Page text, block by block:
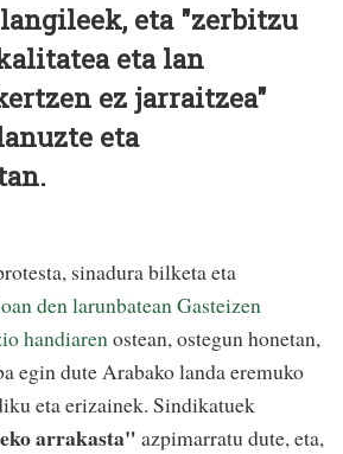
eta "zerbitzu
eta lan
ez jarraitzea"
eta
sinadura bilketa eta
den larunbatean Gasteizen
handiaren ostean, ostegun honetan,
egin dute Arabako landa eremuko
eta erizainek. Sindikatuek
arrakasta" azpimarratu dute, eta,